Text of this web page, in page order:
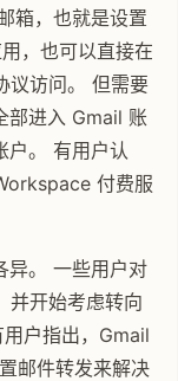
箱，也就是设置
，也可以直接在
议访问。 但需要
部进入 Gmail 账
户。 有用户认
付费服
异。 一些用户对
并开始考虑转向
户指出，Gmail
邮件转发来解决